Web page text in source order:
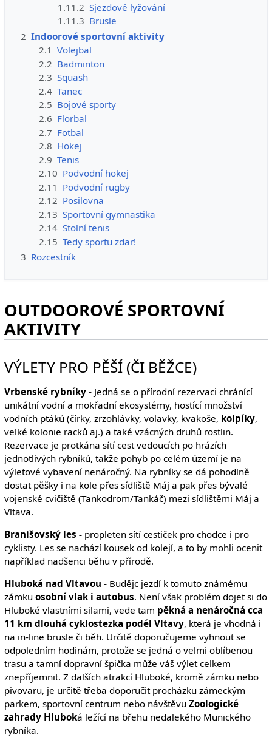
1.11.2 Sjezdové lyžování
1.11.3 Brusle
2 Indoorové sportovní aktivity
2.1 Volejbal
2.2 Badminton
2.3 Squash
2.4 Tanec
2.5 Bojové sporty
2.6 Florbal
2.7 Fotbal
2.8 Hokej
2.9 Tenis
2.10 Podvodní hokej
2.11 Podvodní rugby
2.12 Posilovna
2.13 Sportovní gymnastika
2.14 Stolní tenis
2.15 Tedy sportu zdar!
3 Rozcestník
OUTDOOROVÉ SPORTOVNÍ
AKTIVITY
VÝLETY PRO PĚŠÍ (ČI BĚŽCE)
Vrbenské rybníky -Jedná se o přírodní rezervaci chránící
unikátní vodní a mokřadní ekosystémy, hostící množství
vodních ptáků (čírky, zrzohlávky, volavky, kvakoše, kolpíky,
velké kolonie racků aj.) a také vzácných druhů rostlin.
Rezervace je protkána sítí cest vedoucích po hrázích
jednotlivých rybníků, takže pohyb po celém území je na
výletové vybavení nenáročný. Na rybníky se dá pohodlně
dostat pěšky i na kole přes sídliště Máj a pak přes bývalé
vojenské cvičiště (Tankodrom/Tankáč) mezi sídlištěmi Máj a
Vltava.
Branišovský les -propleten sítí cestiček pro chodce i pro
cyklisty. Les se nachází kousek od kolejí, a to by mohli ocenit
například nadšenci běhu v přírodě.
Hluboká nad Vltavou -Budějc jezdí k tomuto známému
zámku osobní vlak i autobus. Není však problém dojet si do
Hluboké vlastními silami, vede tam pěkná a nenáročná cca
11 km dlouhá cyklostezka podél Vltavy, která je vhodná i
na in-line brusle či běh. Určitě doporučujeme vyhnout se
odpoledním hodinám, protože se jedná o velmi oblíbenou
trasu a tamní dopravní špička může váš výlet celkem
znepříjemnit. Z dalších atrakcí Hluboké, kromě zámku nebo
pivovaru, je určitě třeba doporučit procházku zámeckým
parkem, sportovní centrum nebo návštěvu Zoologické
zahrady Hluboká ležící na břehu nedalekého Munického
rybníka.